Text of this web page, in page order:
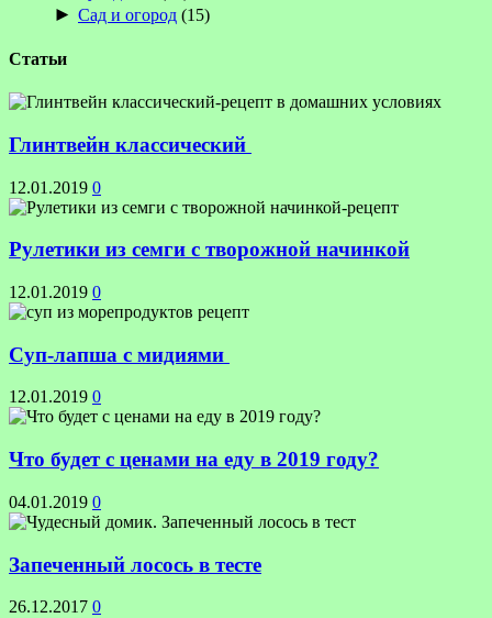
► Сад и огород (15)
Статьи
Глинтвейн классический
12.01.2019 0
Рулетики из семги с творожной начинкой
12.01.2019 0
Суп-лапша с мидиями
12.01.2019 0
Что будет с ценами на еду в 2019 году?
04.01.2019 0
Запеченный лосось в тесте
26.12.2017 0